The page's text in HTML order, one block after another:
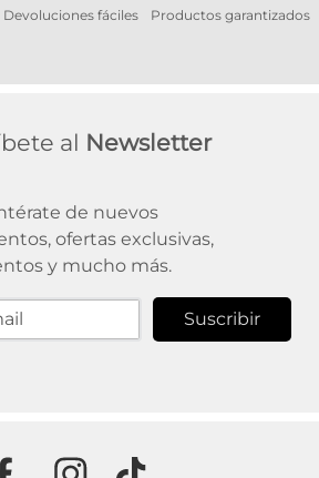
Devoluciones fáciles Productos garantizados
al Newsletter
de nuevos
ofertas exclusivas,
y mucho más.
Suscribir